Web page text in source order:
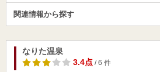
関連情報から探す
なりた温泉
3.4点/ 6 件